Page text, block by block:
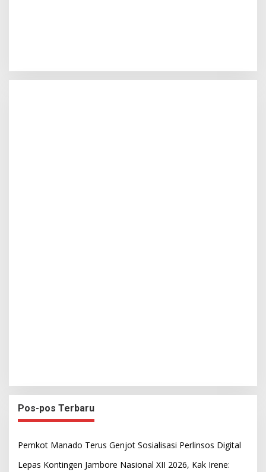
Pos-pos Terbaru
Pemkot Manado Terus Genjot Sosialisasi Perlinsos Digital
Lepas Kontingen Jambore Nasional XII 2026, Kak Irene: